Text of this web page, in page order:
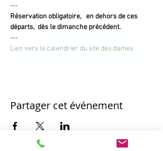
---
Réservation obligatoire,   en dehors de ces
départs,  dès le dimanche précédent.
---
Lien vers le calendrier du site des dames
Partager cet événement